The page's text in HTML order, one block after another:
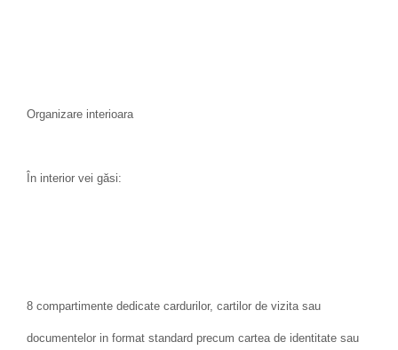
Organizare interioara
În interior vei găsi:
8 compartimente dedicate cardurilor, cartilor de vizita sau
documentelor in format standard precum cartea de identitate sau